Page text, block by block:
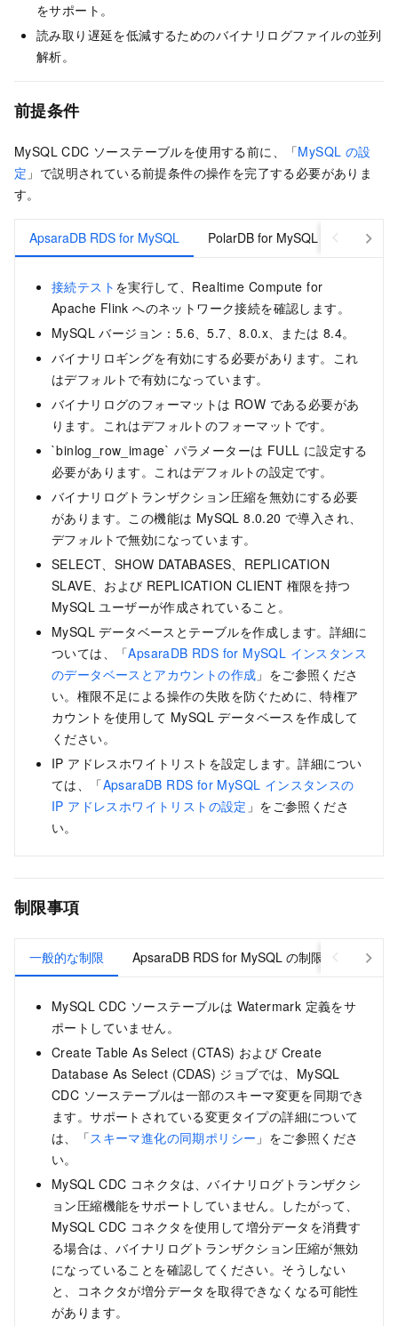
をサポート。
読み取り遅延を低減するためのバイナリログファイルの並列
解析。
前提条件
MySQL CDC ソーステーブルを使用する前に、「MySQL の設
定 」で説明されている前提条件の操作を完了する必要がありま
す。
ApsaraDB RDS for MySQL PolarDB for MySQL セルフ
接続テスト を実行して、Realtime Compute for
Apache Flink へのネットワーク接続を確認します。
MySQL バージョン：5.6、5.7、8.0.x、または 8.4。
バイナリロギングを有効にする必要があります。これ
はデフォルトで有効になっています。
バイナリログのフォーマットは ROW である必要があ
ります。これはデフォルトのフォーマットです。
`binlog_row_image` パラメーターは FULL に設定する
必要があります。これはデフォルトの設定です。
バイナリログトランザクション圧縮を無効にする必要
があります。この機能は MySQL 8.0.20 で導入され、
デフォルトで無効になっています。
SELECT、SHOW DATABASES、REPLICATION
SLAVE、および REPLICATION CLIENT 権限を持つ
MySQL ユーザーが作成されていること。
MySQL データベースとテーブルを作成します。詳細に
ついては、「ApsaraDB RDS for MySQL インスタンス
のデータベースとアカウントの作成 」をご参照くださ
い。権限不足による操作の失敗を防ぐために、特権ア
カウントを使用して MySQL データベースを作成して
ください。
IP アドレスホワイトリストを設定します。詳細につい
ては、「ApsaraDB RDS for MySQL インスタンスの
IP アドレスホワイトリストの設定 」をご参照くださ
い。
制限事項
一般的な制限 ApsaraDB RDS for MySQL の制限
MySQL CDC ソーステーブルは Watermark 定義をサ
ポートしていません。
Create Table As Select (CTAS) および Create
Database As Select (CDAS) ジョブでは、MySQL
CDC ソーステーブルは一部のスキーマ変更を同期でき
ます。サポートされている変更タイプの詳細について
は、「スキーマ進化の同期ポリシー 」をご参照くださ
い。
MySQL CDC コネクタは、バイナリログトランザクシ
ョン圧縮機能をサポートしていません。したがって、
MySQL CDC コネクタを使用して増分データを消費す
る場合は、バイナリログトランザクション圧縮が無効
になっていることを確認してください。そうしない
と、コネクタが増分データを取得できなくなる可能性
があります。